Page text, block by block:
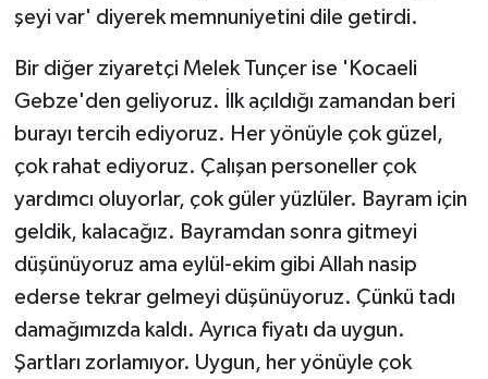
şeyi var' diyerek memnuniyetini dile getirdi.
Bir diğer ziyaretçi Melek Tunçer ise 'Kocaeli
Gebze'den geliyoruz. İlk açıldığı zamandan beri
burayı tercih ediyoruz. Her yönüyle çok güzel,
çok rahat ediyoruz. Çalışan personeller çok
yardımcı oluyorlar, çok güler yüzlüler. Bayram için
geldik, kalacağız. Bayramdan sonra gitmeyi
düşünüyoruz ama eylül-ekim gibi Allah nasip
ederse tekrar gelmeyi düşünüyoruz. Çünkü tadı
damağımızda kaldı. Ayrıca fiyatı da uygun.
Şartları zorlamıyor. Uygun, her yönüyle çok